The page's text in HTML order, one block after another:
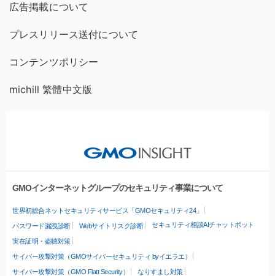
広告掲載について
プレスリリース送付について
コンテンツポリシー
michill 繁體中文版
GMOインターネットグループのセキュリティ事業について
世界初総合ネットセキュリティサービス「GMOセキュリティ24」
パスワード漏洩診断 Webサイトリスク診断 セキュリティ相談AIチャットボット
実在証明・盗聴対策
サイバー攻撃対策（GMOサイバーセキュリティ byイエラエ）
サイバー攻撃対策（GMO Flatt Security）
なりすまし対策